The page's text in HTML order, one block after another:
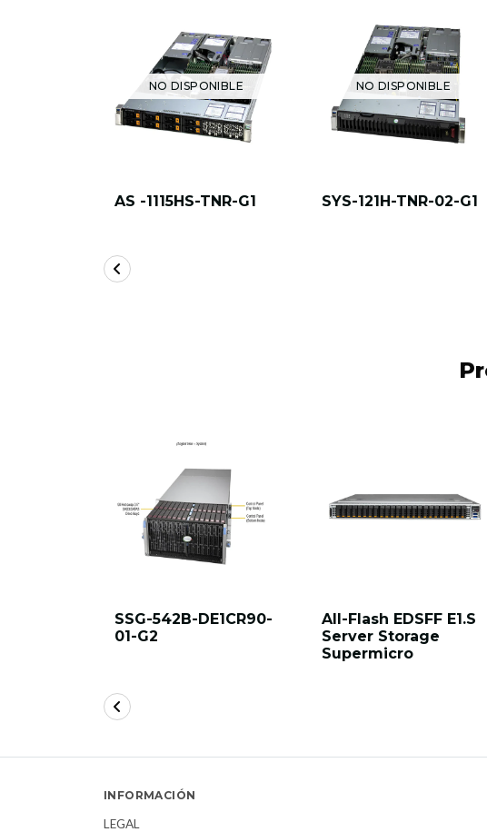
NO DISPONIBLE
AS -1115HS-TNR-G1
NO DISPONIBLE
SYS-121H-TNR-02-G1
SSG-542B-DE1CR90-
01-G2
All-Flash EDSFF E1.S
Server Storage
Supermicro
INFORMACIÓN
LEGAL